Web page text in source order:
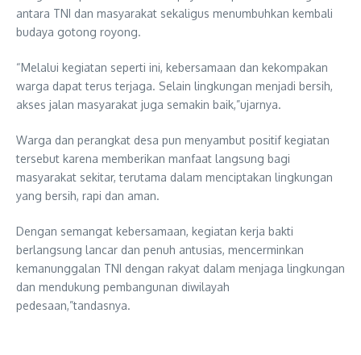
antara TNI dan masyarakat sekaligus menumbuhkan kembali
budaya gotong royong.
“Melalui kegiatan seperti ini, kebersamaan dan kekompakan
warga dapat terus terjaga. Selain lingkungan menjadi bersih,
akses jalan masyarakat juga semakin baik,”ujarnya.
Warga dan perangkat desa pun menyambut positif kegiatan
tersebut karena memberikan manfaat langsung bagi
masyarakat sekitar, terutama dalam menciptakan lingkungan
yang bersih, rapi dan aman.
Dengan semangat kebersamaan, kegiatan kerja bakti
berlangsung lancar dan penuh antusias, mencerminkan
kemanunggalan TNI dengan rakyat dalam menjaga lingkungan
dan mendukung pembangunan diwilayah
pedesaan,”tandasnya.